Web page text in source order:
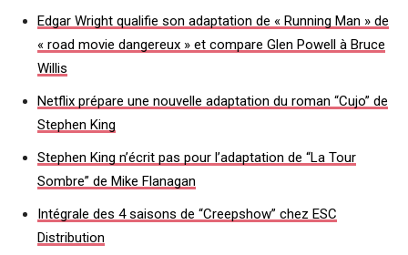
Edgar Wright qualifie son adaptation de « Running Man » de
« road movie dangereux » et compare Glen Powell à Bruce
Willis
Netflix prépare une nouvelle adaptation du roman “Cujo” de
Stephen King
Stephen King n’écrit pas pour l’adaptation de “La Tour
Sombre” de Mike Flanagan
Intégrale des 4 saisons de “Creepshow” chez ESC
Distribution